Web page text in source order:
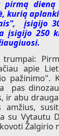
pirmą dieną
kurią
įsigijo
įsigijo 250
trumpai:
apie
pažinimo".
pas
ir abu
amžius,
su Vytautu
Žalgirio